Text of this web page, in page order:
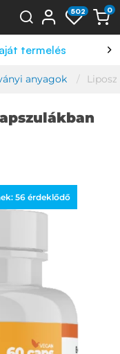
502 0
anyagok
56érdeklődő